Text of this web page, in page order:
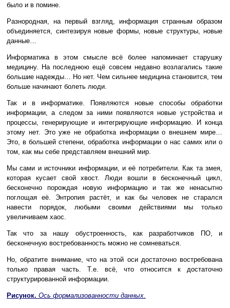
было и в помине.
Разнородная, на первый взгляд, информация странным образом
объединяется, синтезируя новые формы, новые структуры, новые
данные…
Информатика в этом смысле всё более напоминает старушку
медицину. На последнюю ещё совсем недавно возлагались такие
большие надежды… Но нет. Чем сильнее медицина становится, тем
больше начинают болеть люди.
Так и в информатике. Появляются новые способы обработки
информации, а следом за ними появляются новые устройства и
процессы, генерирующие и интегрирующие информацию. И конца
этому нет. Это уже не обработка информации о внешнем мире…
Это, в большей степени, обработка информации о нас самих или о
том, как мы себе представляем внешний мир.
Мы сами и источники информации, и её потребители. Как та змея,
которая кусает свой хвост. Люди вошли в бесконечный цикл,
бесконечно порождая новую информацию и так же ненасытно
поглощая её. Энтропия растёт, и как бы человек не старался
навести порядок, любыми своими действиями мы только
увеличиваем хаос.
Так что за нашу обустроенность, как разработчиков ПО, и
бесконечную востребованность можно не сомневаться.
Но, обратите внимание, что на этой оси достаточно востребована
только правая часть. Т.е. всё, что относится к достаточно
структурированной информации.
Рисунок. Ось формализованности данных.